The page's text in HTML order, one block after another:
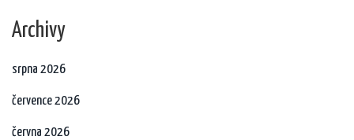
Archivy
srpna 2026
července 2026
června 2026